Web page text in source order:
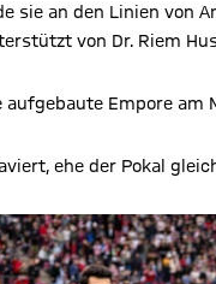
sie an den Linien von
von Dr. Riem
Empore am
ehe der Pokal